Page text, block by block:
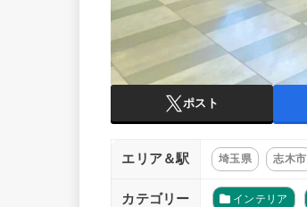
ポスト
エリア＆駅 埼玉県 志木市
カテゴリー インテリア